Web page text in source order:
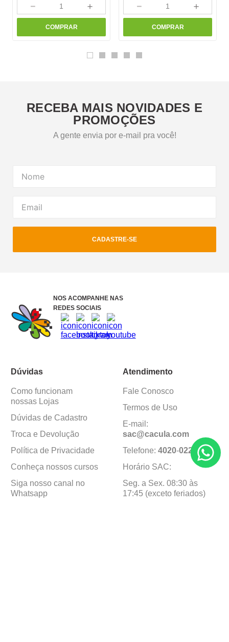
＋
－
COMPRAR
＋
－
COMPRAR
RECEBA MAIS NOVIDADES E
PROMOÇÕES
A gente envia por e-mail pra você!
CADASTRE-SE
NOS ACOMPANHE NAS
REDES SOCIAIS
Dúvidas
Como funcionam
nossas Lojas
Dúvidas de Cadastro
Troca e Devolução
Política de Privacidade
Conheça nossos cursos
Siga nosso canal no
Whatsapp
Atendimento
Fale Conosco
Termos de Uso
E-mail:
sac@cacula.com
Telefone: 4020-0220
Horário SAC:
Seg. a Sex. 08:30 às
17:45 (exceto feriados)